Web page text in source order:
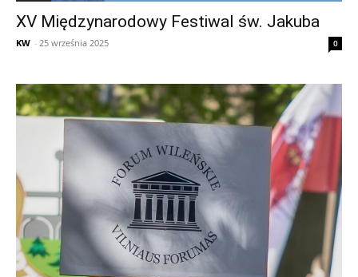
XV Międzynarodowy Festiwal św. Jakuba
KW - 25 września 2025 0